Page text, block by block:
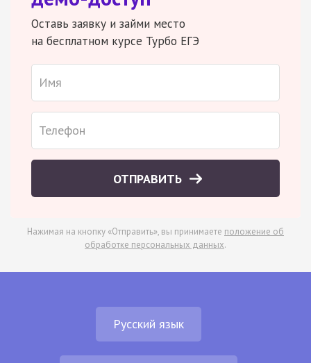
Оставь заявку и займи место
на бесплатном курсе Турбо ЕГЭ
ОТПРАВИТЬ
Нажимая на кнопку «Отправить», вы принимаете положение об
обработке персональных данных.
Русский язык